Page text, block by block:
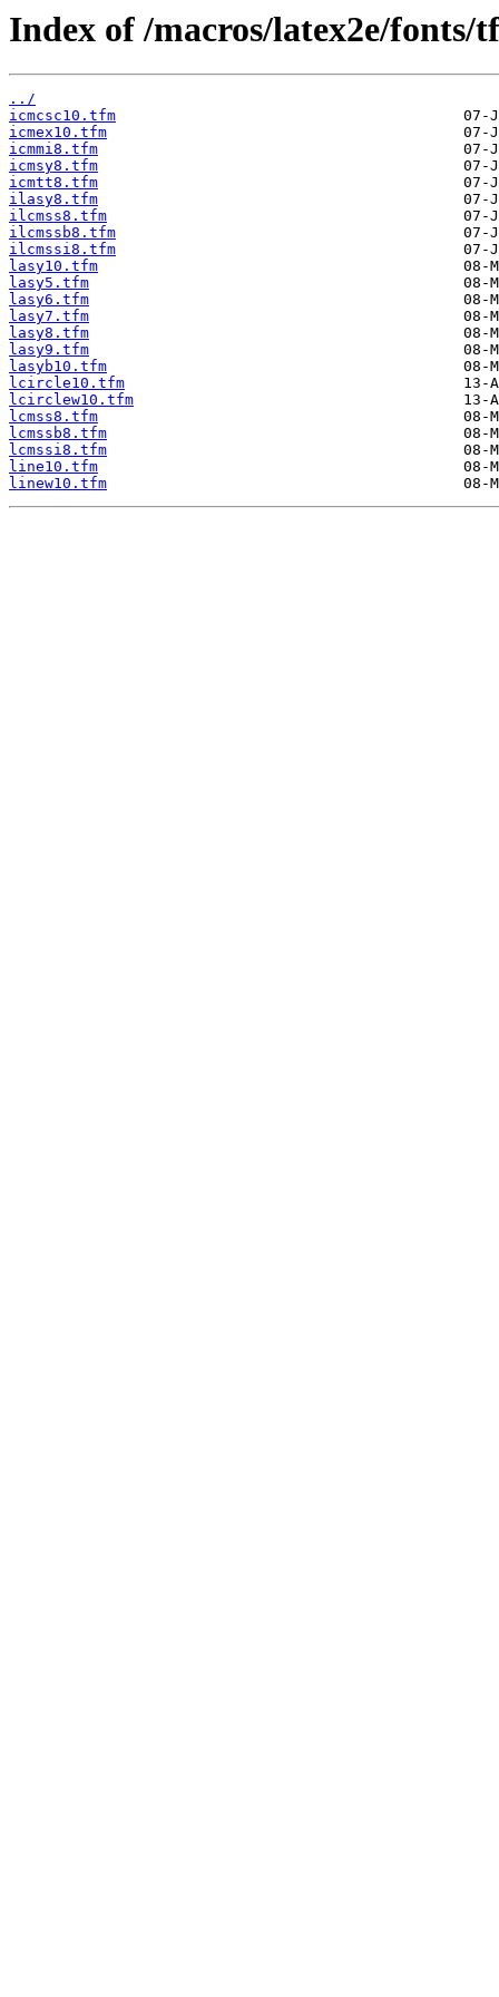
Index of /macros/latex2e/fonts/
../
icmcsc10.tfm
icmex10.tfm
icmmi8.tfm
icmsy8.tfm
icmtt8.tfm
ilasy8.tfm
ilcmss8.tfm
ilcmssb8.tfm
ilcmssi8.tfm
lasy10.tfm
lasy5.tfm
lasy6.tfm
lasy7.tfm
lasy8.tfm
lasy9.tfm
lasyb10.tfm
lcircle10.tfm
lcirclew10.tfm
lcmss8.tfm
lcmssb8.tfm
lcmssi8.tfm
line10.tfm
linew10.tfm